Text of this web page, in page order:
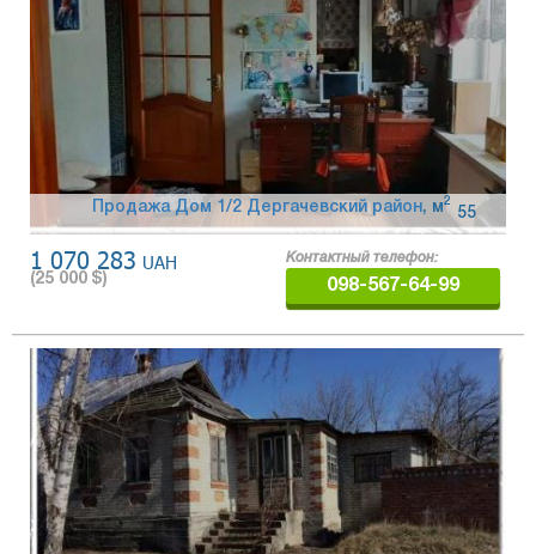
Продажа Дом 1/2 Дергачевский район, 55
м2
1 070 283 UAH
(25 000 $)
Контактный телефон:
098-567-64-99